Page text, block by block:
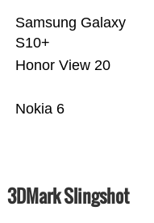
Nokia 6
Honor View 20
Samsung Galaxy
S10+
3DMark Slingshot